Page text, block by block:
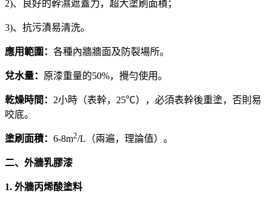
2)、良好的幹濕遮蓋力，超大塗刷面積；
3)、抗污漬易清洗。
應用範圍： 各種內牆牆面及防裂場所。
兌水量： 原漆重量的50%，攪勻使用。
乾燥時間： 2小時（表幹，25℃），必須表幹後重塗，否則易
咬底。
塗刷面積： 6-8m2/L（兩遍，理論值）。
二、外牆乳膠漆
1. 外牆丙烯酸塗料